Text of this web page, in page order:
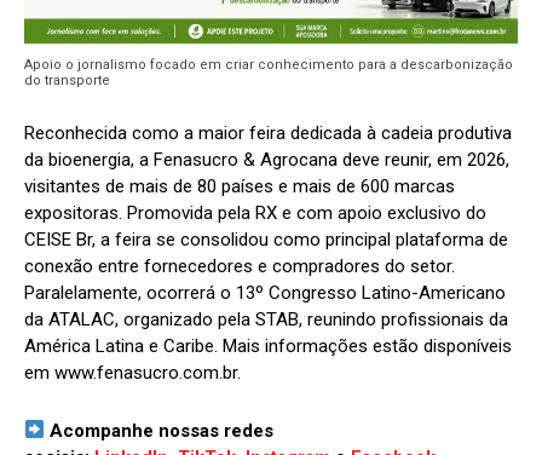
Apoio o jornalismo focado em criar conhecimento para a descarbonização
do transporte
Reconhecida como a maior feira dedicada à cadeia produtiva
da bioenergia, a Fenasucro & Agrocana deve reunir, em 2026,
visitantes de mais de 80 países e mais de 600 marcas
expositoras. Promovida pela RX e com apoio exclusivo do
CEISE Br, a feira se consolidou como principal plataforma de
conexão entre fornecedores e compradores do setor.
Paralelamente, ocorrerá o 13º Congresso Latino-Americano
da ATALAC, organizado pela STAB, reunindo profissionais da
América Latina e Caribe. Mais informações estão disponíveis
em www.fenasucro.com.br.
Acompanhe nossas redes